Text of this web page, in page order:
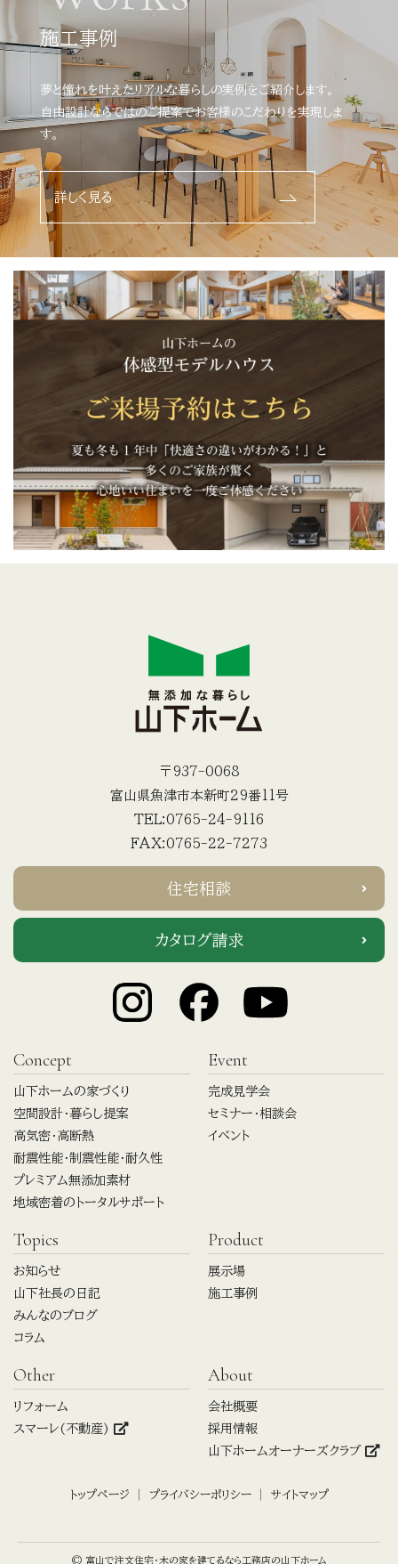
施工事例
夢と憧れを叶えたリアルな暮らしの実例をご紹介します。
自由設計ならではのご提案でお客様のこだわりを実現しま
す。
詳しく見る
〒937-0068
富山県魚津市本新町29番11号
TEL:0765-24-9116
FAX:0765-22-7273
住宅相談
カタログ請求
Concept
山下ホームの家づくり
空間設計・暮らし提案
高気密・高断熱
耐震性能・制震性能・耐久性
プレミアム無添加素材
地域密着のトータルサポート
Event
完成見学会
セミナー・相談会
イベント
Topics
お知らせ
山下社長の日記
みんなのブログ
コラム
Product
展示場
施工事例
Other
リフォーム
スマーレ(不動産)
About
会社概要
採用情報
山下ホームオーナーズクラブ
トップページ プライバシーポリシー サイトマップ
© 富山で注文住宅・木の家を建てるなら工務店の山下ホーム